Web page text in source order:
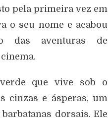
pela primeira vez em
o seu nome e acabou
das aventuras de
que vive sob o
cinzas e ásperas, um
dorsais. Ele